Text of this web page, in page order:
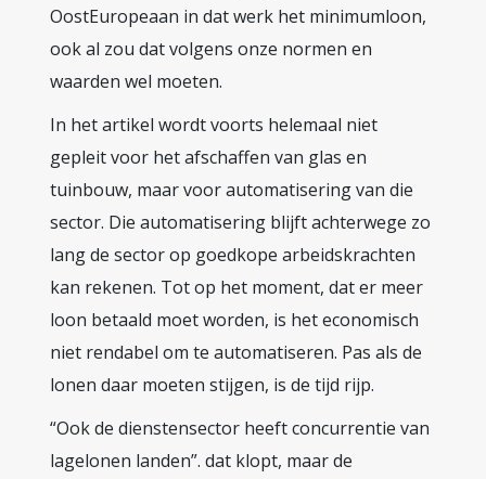
OostEuropeaan in dat werk het minimumloon,
ook al zou dat volgens onze normen en
waarden wel moeten.
In het artikel wordt voorts helemaal niet
gepleit voor het afschaffen van glas en
tuinbouw, maar voor automatisering van die
sector. Die automatisering blijft achterwege zo
lang de sector op goedkope arbeidskrachten
kan rekenen. Tot op het moment, dat er meer
loon betaald moet worden, is het economisch
niet rendabel om te automatiseren. Pas als de
lonen daar moeten stijgen, is de tijd rijp.
“Ook de dienstensector heeft concurrentie van
lagelonen landen”. dat klopt, maar de